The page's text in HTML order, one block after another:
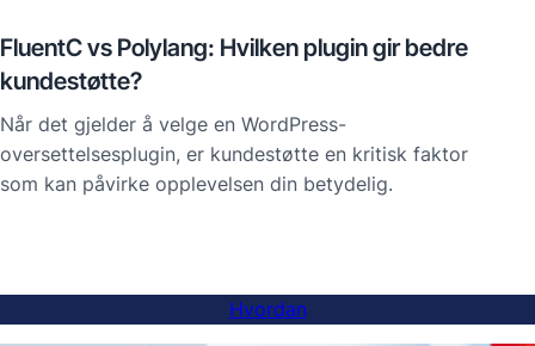
FluentC vs Polylang: Hvilken plugin gir bedre
kundestøtte?
Når det gjelder å velge en WordPress-
oversettelsesplugin, er kundestøtte en kritisk faktor
som kan påvirke opplevelsen din betydelig.
Hvordan